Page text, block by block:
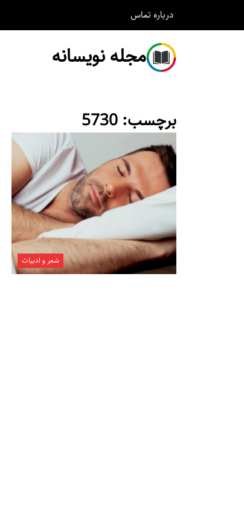
درباره تماس
مجله نویسانه
برچسب: 5730
شعر و ادبیات